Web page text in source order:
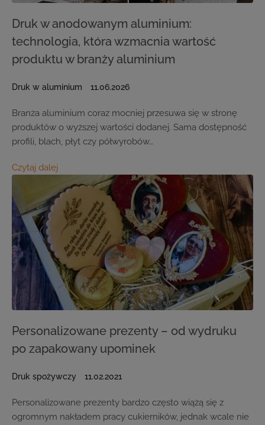
Druk w anodowanym aluminium:
technologia, która wzmacnia wartość
produktu w branży aluminium
Druk w aluminium 11.06.2026
Branża aluminium coraz mocniej przesuwa się w stronę
produktów o wyższej wartości dodanej. Sama dostępność
profili, blach, płyt czy półwyrobów…
Czytaj dalej
Personalizowane prezenty – od wydruku
po zapakowany upominek
Druk spożywczy 11.02.2021
Personalizowane prezenty bardzo często wiążą się z
ogromnym nakładem pracy cukierników, jednak wcale nie